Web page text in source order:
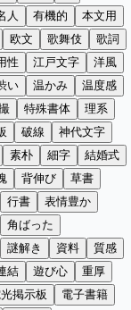
人 有機的
本文用
欧文 歌舞伎
歌詞
性 江戸文字
洋風
い 温かみ
温度感
特殊書体
理系
破線
神代文字
素朴 細字
結婚式
背伸び
草書
行書
表情豊か
角ばった
謎解き 資料
質感
結 遊び心
重厚
掲示板
電子書籍